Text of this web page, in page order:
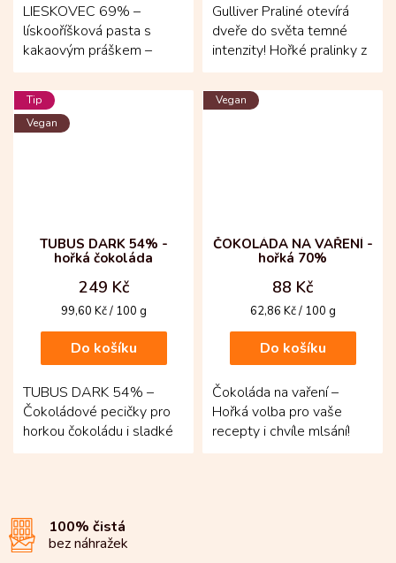
LIESKOVEC 69% –
lískooříšková pasta s
kakaovým práškem –
jemná oříšková
pochoutka, kterou si
budete chtít...
Gulliver Praliné otevírá
dveře do světa temné
intenzity! Hořké pralinky z
70 % čokolády z
Kolumbie působí sebejistě
a...
Tip
Vegan
TUBUS DARK 54% -
hořká čokoláda
249 Kč
Měrná
99,60 Kč / 100 g
Do košíku
TUBUS DARK 54% –
Čokoládové pecičky pro
horkou čokoládu i sladké
pečení. Vyvážená hořká
Vegan
ČOKOLÁDA NA VAŘENÍ -
hořká 70%
88 Kč
Měrná
62,86 Kč / 100 g
Do košíku
Čokoláda na vaření –
Hořká volba pro vaše
recepty i chvíle mlsání!
Tabulka se 70 % kakaa je
100% čistá
bez náhražek